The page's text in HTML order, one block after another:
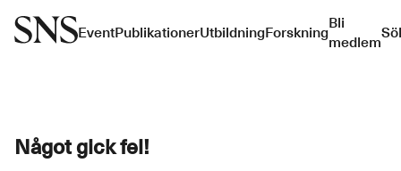
EventPublikationerUtbildningForskningBli
medlem
Något gick fel!